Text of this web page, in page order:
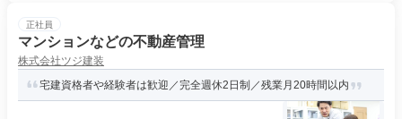
正社員
マンションなどの不動産管理
株式会社ツジ建装
宅建資格者や経験者は歓迎／完全週休2日制／残業月20時間以内